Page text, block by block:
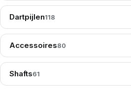
Dartpijlen118
Accessoires80
Shafts61